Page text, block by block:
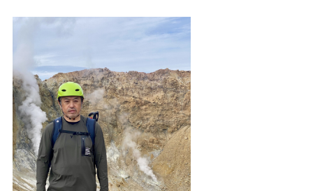
文字サイズ
色合い
白 黒 黄
リセット